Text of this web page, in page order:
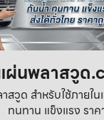
ผ่นพลาสวูด
สวูด สำหรับใช้ภายใ
ทนทาน แข็งแรง รา